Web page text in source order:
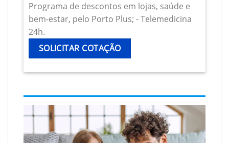
Programa de descontos em lojas, saúde e
bem-estar, pelo Porto Plus; - Telemedicina
24h.
SOLICITAR COTAÇÃO